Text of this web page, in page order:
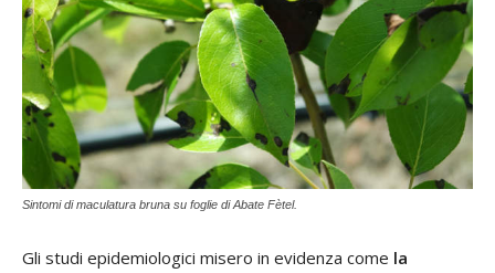
Sintomi di maculatura bruna su foglie di Abate Fètel.
Gli studi epidemiologici misero in evidenza come la